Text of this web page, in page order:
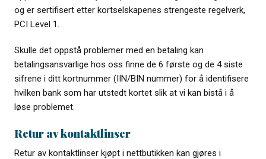
og er sertifisert etter kortselskapenes strengeste regelverk,
PCI Level 1.
Skulle det oppstå problemer med en betaling kan
betalingsansvarlige hos oss finne de 6 første og de 4 siste
sifrene i ditt kortnummer (IIN/BIN nummer) for å identifisere
hvilken bank som har utstedt kortet slik at vi kan bistå i å
løse problemet.
Retur av kontaktlinser
Retur av kontaktlinser kjøpt i nettbutikken kan gjøres i